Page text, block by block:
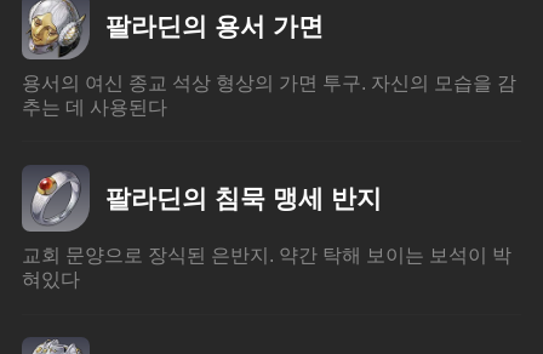
팔라딘의 용서 가면
용서의 여신 종교 석상 형상의 가면 투구. 자신의 모습을 감
추는 데 사용된다
팔라딘의 침묵 맹세 반지
교회 문양으로 장식된 은반지. 약간 탁해 보이는 보석이 박
혀있다